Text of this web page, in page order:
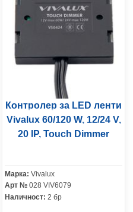
Контролер за LED ленти
Vivalux 60/120 W, 12/24 V,
20 IP, Touch Dimmer
Марка: Vivalux
Арт № 028 VIV6079
Наличност: 2 бр